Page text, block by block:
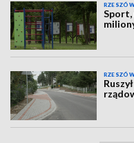
Sport,